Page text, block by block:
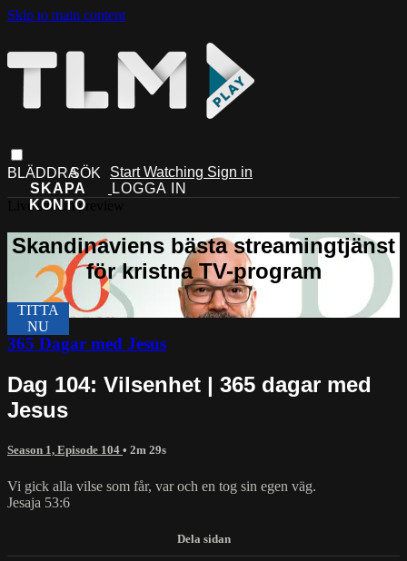
Skip to main content
Start Watching Sign in
Live stream preview
365 Dagar med Jesus
Dag 104: Vilsenhet | 365 dagar med
Jesus
Season 1, Episode 104 • 2m 29s
Vi gick alla vilse som får, var och en tog sin egen väg.
Jesaja 53:6